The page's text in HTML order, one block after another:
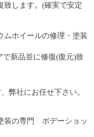
致します。(確実で安定
ムホイールの修理・塗装
新品並に修復(復元)致
弊社にお任せ下さい。
装の専門 ボデーショッ